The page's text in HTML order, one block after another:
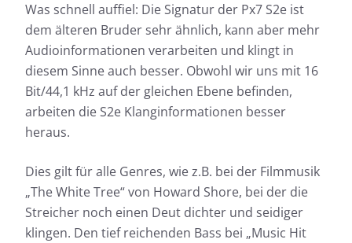
Was schnell auffiel: Die Signatur der Px7 S2e ist
dem älteren Bruder sehr ähnlich, kann aber mehr
Audioinformationen verarbeiten und klingt in
diesem Sinne auch besser. Obwohl wir uns mit 16
Bit/44,1 kHz auf der gleichen Ebene befinden,
arbeiten die S2e Klanginformationen besser
heraus.
Dies gilt für alle Genres, wie z.B. bei der Filmmusik
„The White Tree“ von Howard Shore, bei der die
Streicher noch einen Deut dichter und seidiger
klingen. Den tief reichenden Bass bei „Music Hit